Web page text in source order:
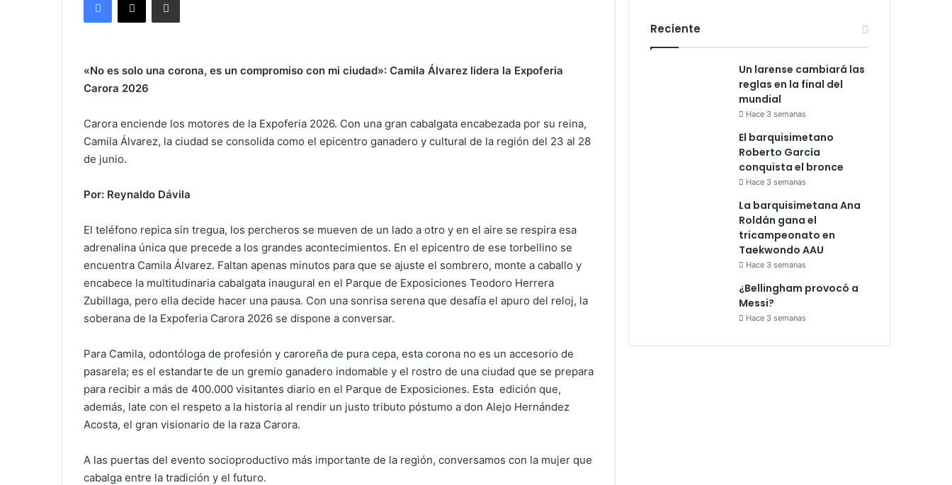
«No es solo una corona, es un compromiso con mi ciudad»: Camila Álvarez lidera la Expoferia
Carora 2026
Carora enciende los motores de la Expoferia 2026. Con una gran cabalgata encabezada por su reina,
Camila Álvarez, la ciudad se consolida como el epicentro ganadero y cultural de la región del 23 al 28
de junio.
Por: Reynaldo Dávila
​El teléfono repica sin tregua, los percheros se mueven de un lado a otro y en el aire se respira esa
adrenalina única que precede a los grandes acontecimientos. En el epicentro de ese torbellino se
encuentra Camila Álvarez. Faltan apenas minutos para que se ajuste el sombrero, monte a caballo y
encabece la multitudinaria cabalgata inaugural en el Parque de Exposiciones Teodoro Herrera
Zubillaga, pero ella decide hacer una pausa. Con una sonrisa serena que desafía el apuro del reloj, la
soberana de la Expoferia Carora 2026 se dispone a conversar.
​Para Camila, odontóloga de profesión y caroreña de pura cepa, esta corona no es un accesorio de
pasarela; es el estandarte de un gremio ganadero indomable y el rostro de una ciudad que se prepara
para recibir a más de 400.000 visitantes diario en el Parque de Exposiciones. Esta edición que,
además, late con el respeto a la historia al rendir un justo tributo póstumo a don Alejo Hernández
Acosta, el gran visionario de la raza Carora.
​A las puertas del evento socioproductivo más importante de la región, conversamos con la mujer que
cabalga entre la tradición y el futuro.
Reciente
Un larense cambiará las
reglas en la final del
mundial
Hace 3 semanas
El barquisimetano
Roberto García
conquista el bronce
Hace 3 semanas
La barquisimetana Ana
Roldán gana el
tricampeonato en
Taekwondo AAU
Hace 3 semanas
¿Bellingham provocó a
Messi?
Hace 3 semanas